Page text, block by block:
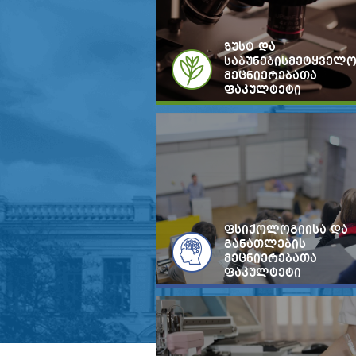
ზუსტ და
საბუნებისმეტყველო
მეცნიერებათა
ფაკულტეტი
ფსიქოლოგიისა და
განათლების
მეცნიერებათა
ფაკულტეტი